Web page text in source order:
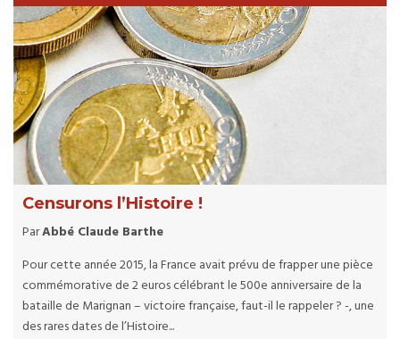
Censurons l’Histoire !
ParAbbé Claude Barthe
Pour cette année 2015, la France avait prévu de frapper une pièce
commémorative de 2 euros célébrant le 500e anniversaire de la
bataille de Marignan – victoire française, faut-il le rappeler ? -, une
des rares dates de l’Histoire...